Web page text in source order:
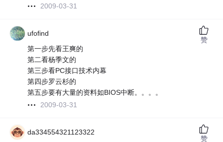
2009-03-31
ufofind
第一步先看王爽的
第二看杨季文的
第三步看PC接口技术内幕
第四步罗云杉的
第五步要有大量的资料如BIOS中断。。。。
2009-03-31
赞
da334554321123322
赞